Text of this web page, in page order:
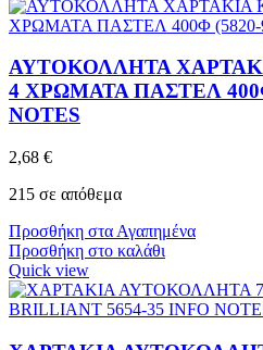
ΑΥΤΟΚΟΛΛΗΤΑ
4 ΧΡΩΜΑΤΑ ΠΑΣΤΕΛ
NOTES
2,68 €
215 σε απόθεμα
Προσθήκη στα Αγαπημένα
Προσθήκη στο καλάθι
Quick view